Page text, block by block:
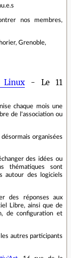
nos membres,
Grenoble,
Linux- Le 11
chaque mois une
de l'association ou
organisées
des idées ou
thématiques sont
autour des logiciels
des réponses aux
Libre, ainsi que de
de configuration et
autres participants